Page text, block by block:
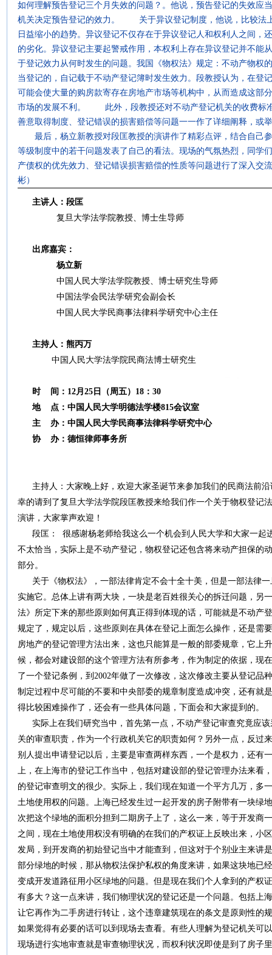
如何理解预告登记三个月失效的问题？。他说，预告登记的失效应
机关决定预告登记的效力。 关于异议登记制度，他说，比较法
日益缩小的趋势。异议登记不仅存在于异议登记人和权利人之间，
的劣化。异议登记主要起警戒作用，本权利上存在异议登记
于登记效力从何时发生的问题。我国《物权法》规定：不动产物权
当登记的，自记载于不动产登记簿时发生效力。段教授认为，在登
可能会使大量的购房款寄存在房地产市场等机构中，从而造成这部
市场的发展不利。 此外，段教授还对不动产登记机关的收费标准
善意取得制度、登记错误的损害赔偿等问题一一作了详细阐释，或
最后，杨立新教授对段匡教授的演讲作了精彩点评，结合自己
等级制度中的若干问题发表了自己的看法。现场的气氛热烈，同学
产债权的优先效力、登记错误损害赔偿的性质等问题进行了
彬）
主讲人：段匡
复旦大学法学院教授、博士生导师
出席嘉宾：
杨立新
中国人民大学法学院教授、博士研究生导师
中国法学会民法学研究会副会长
中国人民大学民商事法律科学研究中心主任
主持人：熊丙万
中国人民大学法学院民商法博士研究生
时 间：12月25日（周五）18：30
地 点：中国人民大学明德法学楼815会议室
主 办：中国人民大学民商事法律科学研究中心
协 办：德恒律师事务所
主持人：大家晚上好，欢迎大家圣诞节来参加我们的民商法前沿
幸的请到了复旦大学法学院段匡教授来给我们作一个关于物权登记
演讲，大家掌声欢迎！
段匡： 很感谢杨老师给我这么一个机会到人民大学和大家一起
不太恰当，实际上是不动产登记，物权登记还包含将来动产担保的
部分。
关于《物权法》，一部法律肯定不会十全十美，但是一部法律一
实施它。总体上讲有两大块，一块是老百姓很关心的拆迁问题，另
法》所定下来的那些原则如何真正得到体现的话，可能就是不动产
规定了，规定以后，这些原则在具体在登记上面怎么操作，还是需
房地产的登记管理方法出来，这也只能算是一般的部委规章，它上
候，都会对建设部的这个管理方法有所参考，作为制定的依据，现
了一个登记条例，到2002年做了一次修改，这次修改主要从登记品
制定过程中尽可能的不要和中央部委的规章制度造成冲突，还有就
得比较困难操作了，还会有一些具体问题，下面会和大家提到的。
实际上在我们研究当中，首先第一点，不动产登记审查究竟应该
关的审查职责，作为一个行政机关它的职责如何？另外一点，反过
别人提出申请登记以后，主要是审查两样东西，一个是权力，还有
上，在上海市的登记工作当中，包括对建设部的登记管理办法来看
的登记审查明文的很少。实际上，我们现在知道一个平方几万，多
土地使用权的问题。上海已经发生过一起开发的房子附带有一块绿
次把这个绿地的面积分担到二期房子上了，这么一来，等于开发商
之间，现在土地使用权没有明确的在我们的产权证上反映出来，小
发局，到开发商的初始登记当中才能查到，但这对于个别业主来讲
部分绿地的时候，那从物权法保护私权的角度来讲，如果这块地已
变成开发道路征用小区绿地的问题。但是现在我们个人拿到的产权
有多大？这一点来讲，我们物理状况的登记还是一个问题。包括上
让它再作为二手房进行转让，这个违章建筑现在的条文是原则性的
如果觉得有必要的话可以到现场去查看。有些人理解为登记机关可
现场进行实地审查就是审查物理状况，而权利状况即使是到了房子